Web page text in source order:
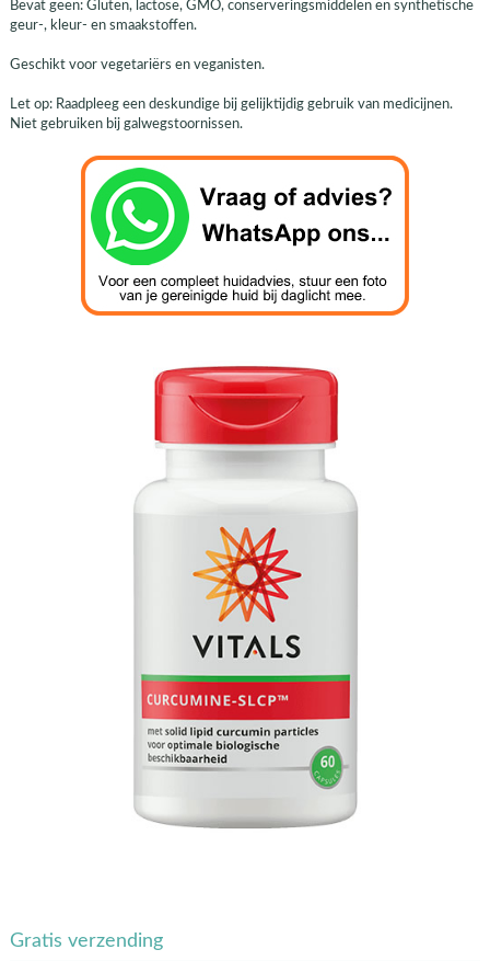
Bevat geen: Gluten, lactose, GMO, conserveringsmiddelen en synthetische
geur-, kleur- en smaakstoffen.
Geschikt voor vegetariërs en veganisten.
Let op: Raadpleeg een deskundige bij gelijktijdig gebruik van medicijnen.
Niet gebruiken bij galwegstoornissen.
Gratis verzending